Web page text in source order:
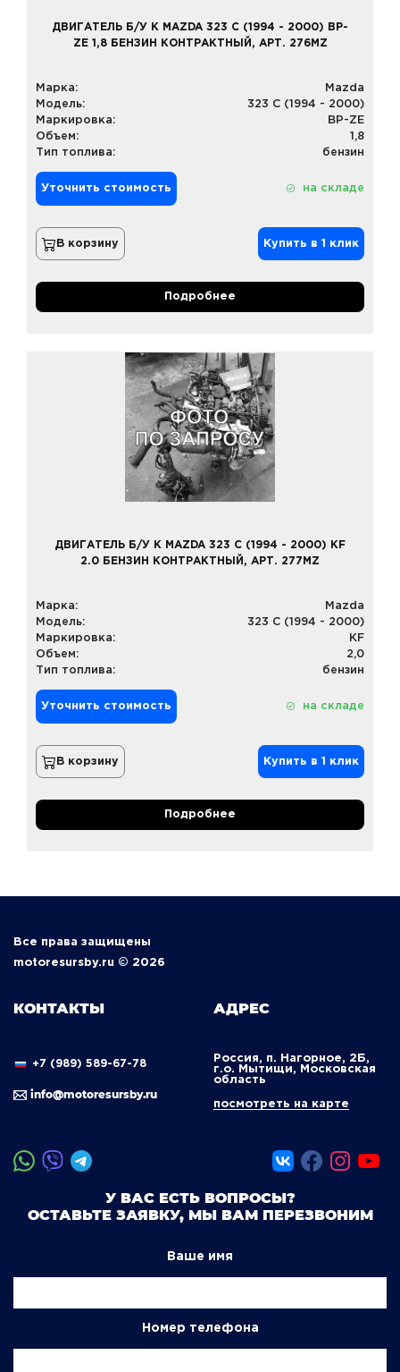
ДВИГАТЕЛЬ Б/У К MAZDA 323 C (1994 - 2000) BP-
ZE 1,8 БЕНЗИН КОНТРАКТНЫЙ, АРТ. 276MZ
Марка:
Mazda
Модель:
323 C (1994 - 2000)
Маркировка:
BP-ZE
Объем:
1,8
Тип топлива:
бензин
Уточнить стоимость на складе
В корзину Купить в 1 клик
Подробнее
ДВИГАТЕЛЬ Б/У К MAZDA 323 C (1994 - 2000) KF
2.0 БЕНЗИН КОНТРАКТНЫЙ, АРТ. 277MZ
Марка:
Mazda
Модель:
323 C (1994 - 2000)
Маркировка:
KF
Объем:
2,0
Тип топлива:
бензин
Уточнить стоимость на складе
В корзину Купить в 1 клик
Подробнее
Все права защищены
motoresursby.ru © 2026
КОНТАКТЫ
+7 (989) 589-67-78
info@motoresursby.ru
АДРЕС
Россия, п. Нагорное, 2Б,
г.о. Мытищи, Московская
область
посмотреть на карте
У ВАС ЕСТЬ ВОПРОСЫ?
ОСТАВЬТЕ ЗАЯВКУ, МЫ ВАМ ПЕРЕЗВОНИМ
Ваше имя
Номер телефона